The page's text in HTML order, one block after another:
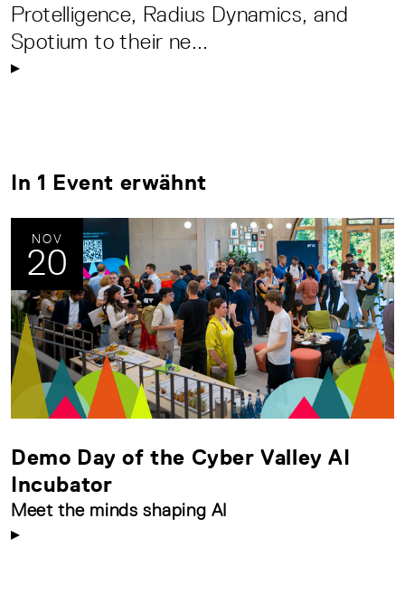
Protelligence, Radius Dynamics, and
Spotium to their ne...
In 1 Event erwähnt
NOV
20
Demo Day of the Cyber Valley AI
Incubator
Meet the minds shaping AI